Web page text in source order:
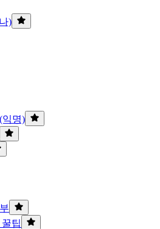
)
익명)
팁